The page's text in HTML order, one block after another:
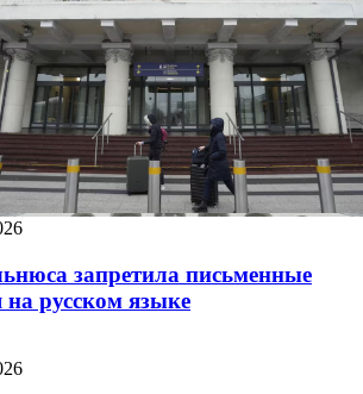
запретила письменные
русском языке